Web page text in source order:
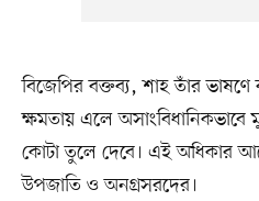
বিজেপির বক্তব্য, শাহ তাঁর
ক্ষমতায় এলে
কোটা তুলে দেবে। এই অধিকার
উপজাতি ও অনগ্রসরদের।